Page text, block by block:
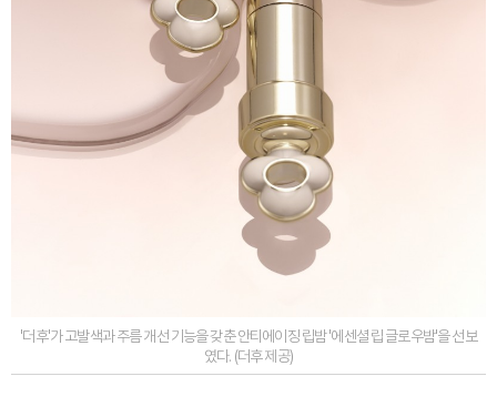
'더후'가 고발색과 주름 개선 기능을 갖춘 안티에이징 립밤 '에센셜 립 글로우밤'을 선보
였다. (더후 제공)